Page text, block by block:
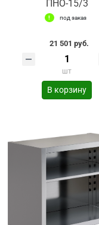
ПНО-15/3
под заказ
21 501 руб.
шт
В корзину